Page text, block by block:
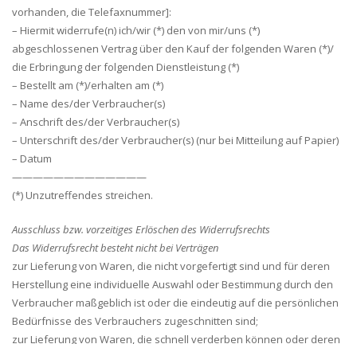
vorhanden, die Telefaxnummer]:
– Hiermit widerrufe(n) ich/wir (*) den von mir/uns (*)
abgeschlossenen Vertrag über den Kauf der folgenden Waren (*)/
die Erbringung der folgenden Dienstleistung (*)
– Bestellt am (*)/erhalten am (*)
– Name des/der Verbraucher(s)
– Anschrift des/der Verbraucher(s)
– Unterschrift des/der Verbraucher(s) (nur bei Mitteilung auf Papier)
– Datum
—————————————
(*) Unzutreffendes streichen.
Ausschluss bzw. vorzeitiges Erlöschen des Widerrufsrechts
Das Widerrufsrecht besteht nicht bei Verträgen
zur Lieferung von Waren, die nicht vorgefertigt sind und für deren
Herstellung eine individuelle Auswahl oder Bestimmung durch den
Verbraucher maßgeblich ist oder die eindeutig auf die persönlichen
Bedürfnisse des Verbrauchers zugeschnitten sind;
zur Lieferung von Waren, die schnell verderben können oder deren